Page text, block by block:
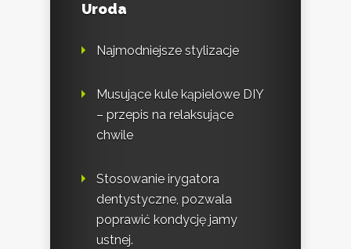
Uroda
Najmodniejsze stylizacje
Musujące kule kąpielowe DIY
– przepis na relaksujące
chwile
Stosowanie irygatora
dentystyczne, pozwala
poprawić kondycję jamy
ustnej.